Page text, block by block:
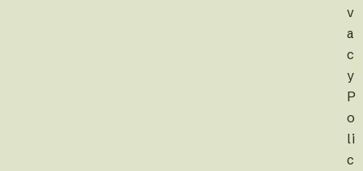
v
a
c
y
P
o
li
c